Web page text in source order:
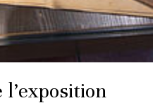
l’exposition